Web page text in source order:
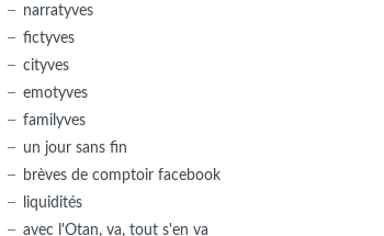
narratyves
fictyves
cityves
emotyves
familyves
un jour sans fin
brèves de comptoir facebook
liquidités
avec l'Otan, va, tout s'en va